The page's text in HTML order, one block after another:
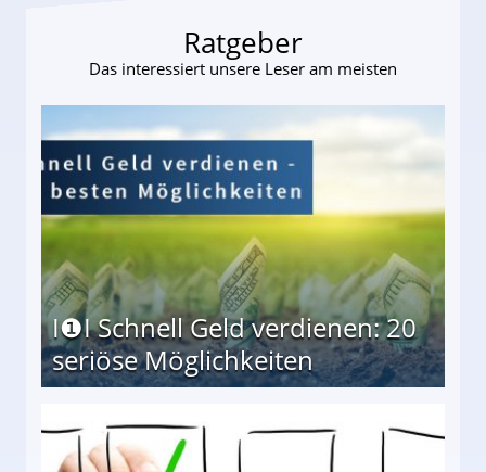
Ratgeber
Das interessiert unsere Leser am meisten
I❶I Schnell Geld verdienen: 20
seriöse Möglichkeiten